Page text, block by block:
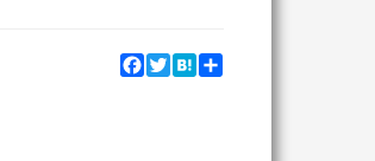
Facebook
Twitter
Hatena